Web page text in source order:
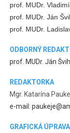
prof. MUDr.
prof. MUDr. Ján
prof. MUDr.
ODBORNÝ
prof. MUDr. Ján
REDAKTORKA
Mgr. Katarína
e-mail:
GRAFICKÁ ÚPRAVA